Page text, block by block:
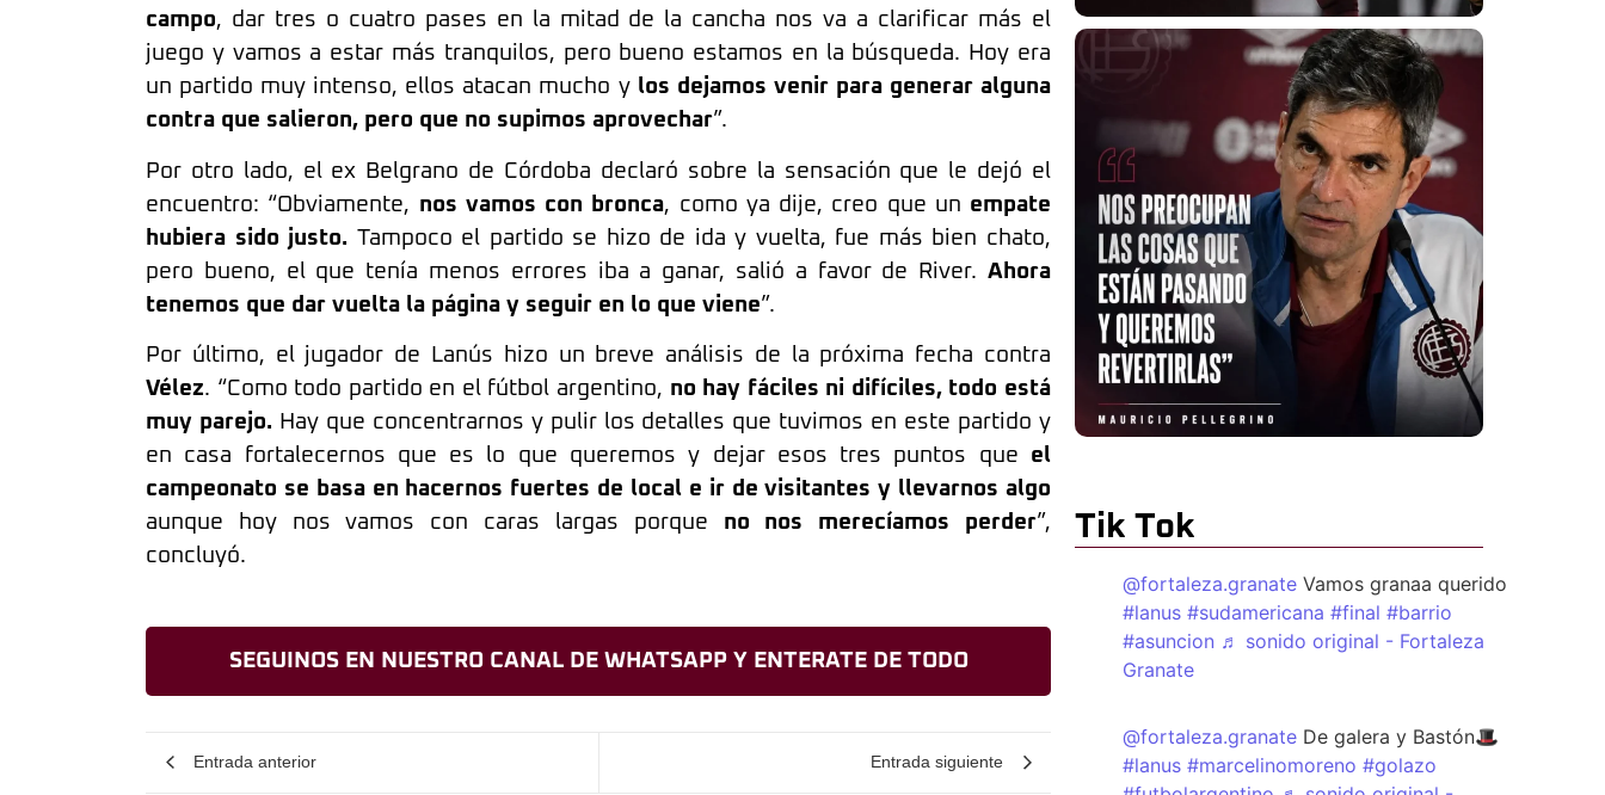
campo, dar tres o cuatro pases en la mitad de la cancha nos va a clarificar más el
juego y vamos a estar más tranquilos, pero bueno estamos en la búsqueda. Hoy era
un partido muy intenso, ellos atacan mucho ylos dejamos venir para generar alguna
contra que salieron, pero que no supimos aprovechar”.
Por otro lado, el ex Belgrano de Córdoba declaró sobre la sensación que le dejó el
encuentro: “Obviamente, nos vamos con bronca, como ya dije, creo que un empate
hubiera sido justo. Tampoco el partido se hizo de ida y vuelta, fue más bien chato,
pero bueno, el que tenía menos errores iba a ganar, salió a favor de River. Ahora
tenemos que dar vuelta la página y seguir en lo que viene”.
Por último, el jugador de Lanús hizo un breve análisis de la próxima fecha contra
Vélez. “Como todo partido en el fútbol argentino, no hay fáciles ni difíciles, todo está
muy parejo. Hay que concentrarnos y pulir los detalles que tuvimos en este partido y
en casa fortalecernos que es lo que queremos y dejar esos tres puntos que el
campeonato se basa en hacernos fuertes de local e ir de visitantes y llevarnos algo
aunque hoy nos vamos con caras largas porque no nos merecíamos perder”,
concluyó.
SEGUINOS EN NUESTRO CANAL DE WHATSAPP Y ENTERATE DE TODO
Entrada anterior Entrada siguiente
Tik Tok
@fortaleza.granate Vamos granaa querido
#lanus #sudamericana #final #barrio
#asuncion ♬ sonido original - Fortaleza
Granate
@fortaleza.granate De galera y Bastón🎩
#lanus #marcelinomoreno #golazo